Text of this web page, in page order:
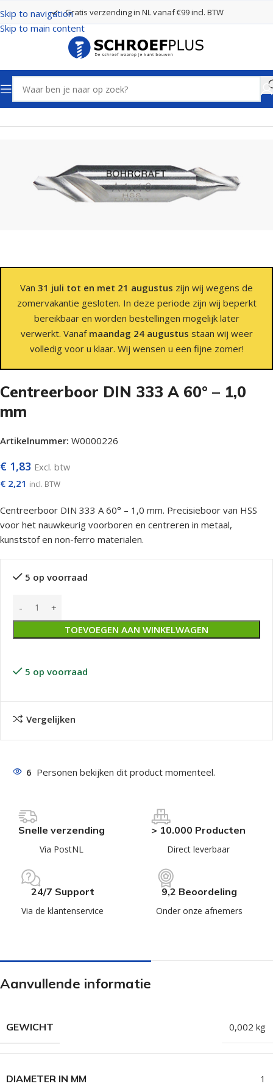
Skip to navigation
Skip to main content
Gratis verzending in NL vanaf €99 incl. BTW
Home Boren Centreerboren
Van 31 juli tot en met 21 augustus zijn wij wegens de
zomervakantie gesloten. In deze periode zijn wij beperkt
bereikbaar en worden bestellingen mogelijk later
verwerkt. Vanaf maandag 24 augustus staan wij weer
volledig voor u klaar. Wij wensen u een fijne zomer!
Centreerboor DIN 333 A 60° – 1,0
mm
Artikelnummer: W0000226
€ 1,83 Excl. btw
€ 2,21 incl. BTW
Centreerboor DIN 333 A 60° – 1,0 mm. Precisieboor van HSS
voor het nauwkeurig voorboren en centreren in metaal,
kunststof en non-ferro materialen.
5 op voorraad
TOEVOEGEN AAN WINKELWAGEN
5 op voorraad
Vergelijken
6 Personen bekijken dit product momenteel.
Snelle verzending
Via PostNL
> 10.000 Producten
Direct leverbaar
24/7 Support
Via de klantenservice
9,2 Beoordeling
Onder onze afnemers
Aanvullende informatie
GEWICHT 0,002 kg
DIAMETER IN MM 1